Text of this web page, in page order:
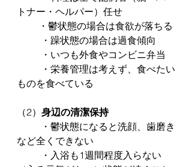
トナー・ヘルパー）任せ
・鬱状態の場合は食欲が落ちる
	・躁状態の場合は過食傾向
	・いつも外食やコンビニ弁当
ものを食べている
（2） 身辺の清潔保持
など全くできない